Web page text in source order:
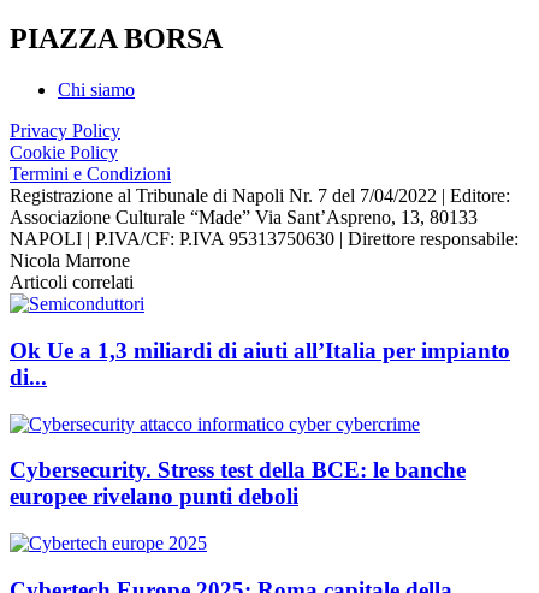
PIAZZA BORSA
Chi siamo
Privacy Policy
Cookie Policy
Termini e Condizioni
Registrazione al Tribunale di Napoli Nr. 7 del 7/04/2022 | Editore:
Associazione Culturale “Made” Via Sant’Aspreno, 13, 80133
NAPOLI | P.IVA/CF: P.IVA 95313750630 | Direttore responsabile:
Nicola Marrone
Articoli correlati
Ok Ue a 1,3 miliardi di aiuti all’Italia per impianto
di...
Cybersecurity. Stress test della BCE: le banche
europee rivelano punti deboli